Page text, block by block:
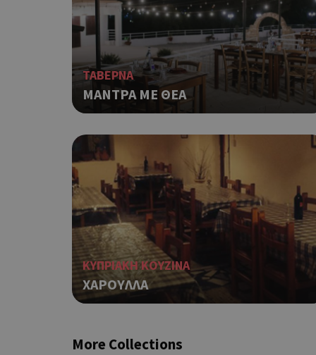
ΤΑΒΕΡΝΑ
ΜΑΝΤΡΑ ΜΕ ΘΕΑ
ΚΥΠΡΙΑΚΗ ΚΟΥΖΙΝΑ
ΧΑΡΟΥΛΛΑ
More Collections
Τα απολύτως
ιστότοπος δεν μπορεί
Ονοματεπώνυμο